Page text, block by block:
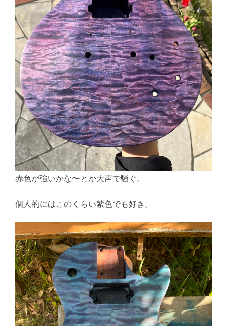
赤色が強いかな〜とか大声で騒ぐ。
個人的にはこのくらい紫色でも好き。